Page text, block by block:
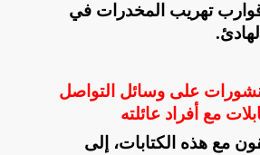
قوارب تهريب المخدرات في
.
على وسائل التواصل
مع أفراد عائلته
مع هذه الكتابات، إلى